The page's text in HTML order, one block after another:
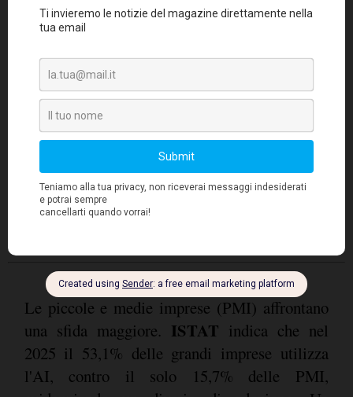
- Automazione: riduce la complessità
operativa.
- Trasparenza: rende chiaro l'uso degli
strumenti tecnologici.
- Governance umana: assicura decisioni
spiegabili e coerenti con i valori aziendali.
Questi elementi non solo soddisfano i requisiti
di compliance, ma costruiscono fiducia, senza
la quale anche la tecnologia più avanzata può
essere percepita come strumento di controllo.
Le piccole e medie imprese (PMI) affrontano
una sfida maggiore. ISTAT indica che nel
2025 il 53,1% delle grandi imprese utilizza
l'AI, contro il solo 15,7% delle PMI,